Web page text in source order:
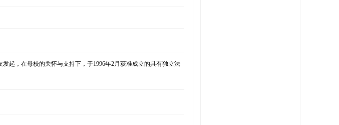
起，在母校的关怀与支持下，于1996年2月获准成立的具有独立法